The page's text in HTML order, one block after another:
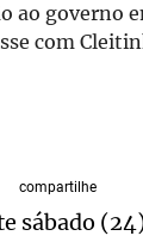
ao governo
com
compartilhe
sábado